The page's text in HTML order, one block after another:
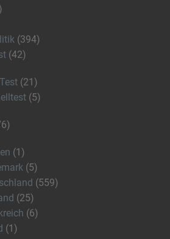
(394)
(42)
(21)
(5)
(1)
(5)
(559)
(25)
(6)
(1)